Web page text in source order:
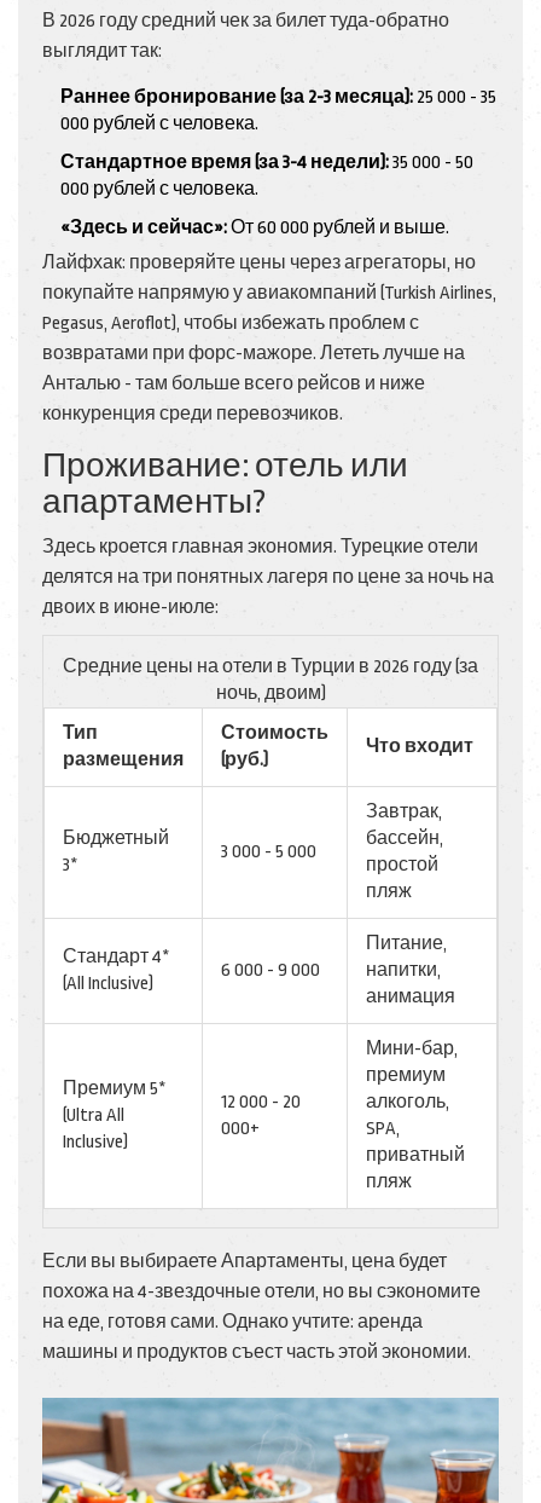
В 2026 году средний чек за билет туда-обратно
выглядит так:
Раннее бронирование (за 2-3 месяца): 25 000 - 35
000 рублей с человека.
Стандартное время (за 3-4 недели):35 000 - 50
000 рублей с человека.
«Здесь и сейчас»:От 60 000 рублей и выше.
Лайфхак: проверяйте цены через агрегаторы, но
покупайте напрямую у авиакомпаний (Turkish Airlines,
Pegasus, Aeroflot), чтобы избежать проблем с
возвратами при форс-мажоре. Лететь лучше на
Анталью - там больше всего рейсов и ниже
конкуренция среди перевозчиков.
Проживание: отель или
апартаменты?
Здесь кроется главная экономия. Турецкие отели
делятся на три понятных лагеря по цене за ночь на
двоих в июне-июле:
Средние цены на отели в Турции в 2026 году (за
ночь, двоим)
Тип
размещения
Стоимость
(руб.)
Что входит
Бюджетный
3*
3 000 - 5 000
Завтрак,
бассейн,
простой
пляж
Стандарт 4*
(All Inclusive)
6 000 - 9 000
Питание,
напитки,
анимация
Премиум 5*
(Ultra All
Inclusive)
12 000 - 20
000+
Мини-бар,
премиум
алкоголь,
SPA,
приватный
пляж
Если вы выбираетеАпартаменты, цена будет
похожа на 4-звездочные отели, но вы сэкономите
на еде, готовя сами. Однако учтите: аренда
машины и продуктов съест часть этой экономии.